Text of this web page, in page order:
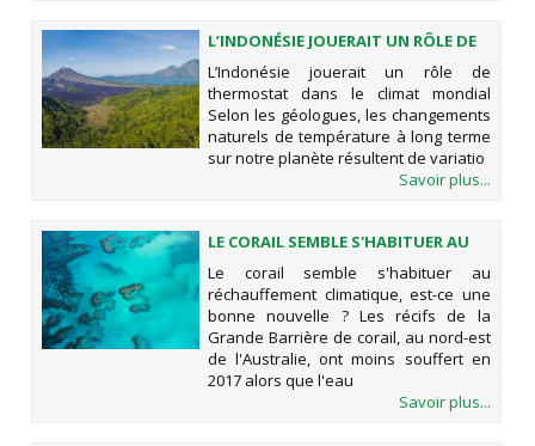
L’INDONÉSIE JOUERAIT UN RÔLE DE
THERMOSTAT DANS LE CLIMAT
MONDIAL
L’Indonésie jouerait un rôle de
thermostat dans le climat mondial
Selon les géologues, les changements
naturels de température à long terme
sur notre planète résultent de variatio
Savoir plus...
LE CORAIL SEMBLE S'HABITUER AU
RÉCHAUFFEMENT CLIMATIQUE, EST-
CE UNE BONNE NOUVELLE ?
Le corail semble s'habituer au
réchauffement climatique, est-ce une
bonne nouvelle ? Les récifs de la
Grande Barrière de corail, au nord-est
de l'Australie, ont moins souffert en
2017 alors que l'eau
Savoir plus...